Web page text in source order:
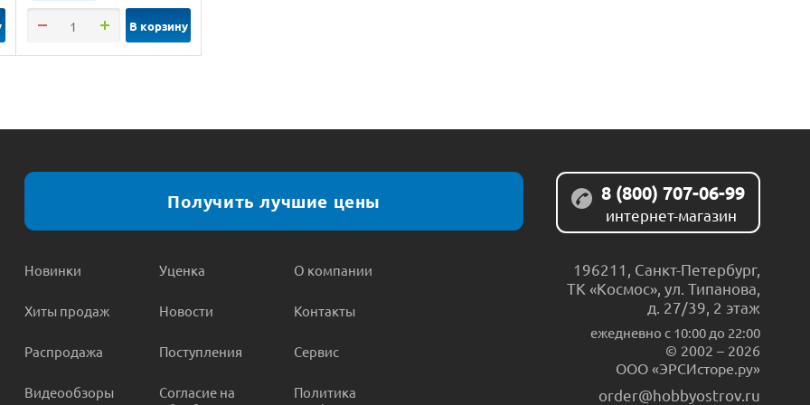
В корзину
Получить лучшие цены
Новинки
Хиты продаж
Распродажа
Видеообзоры
Уценка
Новости
Поступления
Согласие на
О компании
Контакты
Сервис
Политика
8 (800) 707-06-99
интернет-магазин
196211 Санкт-Петербург,
ТК «Космос», ул. Типанова,
д. 27/39, 2 этаж
ежедневно c 10:00 до 22:00
© 2002 – 2026
ООО «ЭРСИсторе.ру»
order@hobbyostrov.ru